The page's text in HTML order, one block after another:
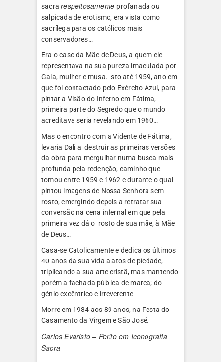
sacrarespeitosamente profanada ou
salpicada de erotismo, era vista como
sacrílega para os católicos mais
conservadores…
Era o caso da Mãe de Deus, a quem ele
representava na sua pureza imaculada por
Gala, mulher e musa. Isto até 1959, ano em
que foi contactado pelo Exército Azul, para
pintar a Visão do Inferno em Fátima,
primeira parte do Segredo que o mundo
acreditava seria revelando em 1960…
Mas o encontro com a Vidente de Fátima,
levaria Dali a destruir as primeiras versões
da obra para mergulhar numa busca mais
profunda pela redenção, caminho que
tomou entre 1959 e 1962 e durante o qual
pintou imagens de Nossa Senhora sem
rosto, emergindo depois a retratar sua
conversão na cena infernal em que pela
primeira vez dá o rosto de sua mãe, à Mãe
de Deus…
Casa-se Catolicamente e dedica os últimos
40 anos da sua vida a atos de piedade,
triplicando a sua arte cristã, mas mantendo
porém a fachada pública de marca; do
génio excêntrico e irreverente
Morre em 1984 aos 89 anos, na Festa do
Casamento da Virgem e São José.
Carlos Evaristo – Perito em Iconografia
Sacra